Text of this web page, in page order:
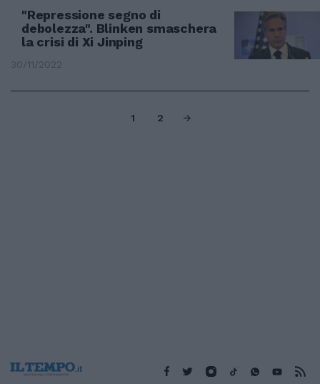
"Repressione segno di
debolezza". Blinken smaschera
la crisi di Xi Jinping
30/11/2022
1 2